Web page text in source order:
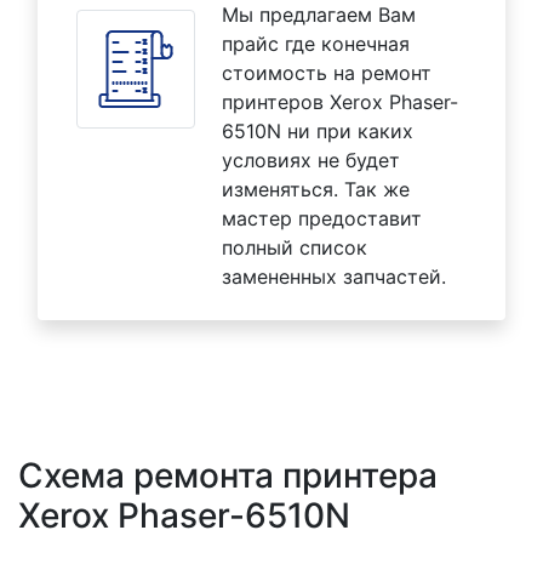
Мы предлагаем Вам
прайс где конечная
стоимость на ремонт
принтеров Xerox Phaser-
6510N ни при каких
условиях не будет
изменяться. Так же
мастер предоставит
полный список
замененных запчастей.
Схема ремонта принтера
Xerox Phaser-6510N